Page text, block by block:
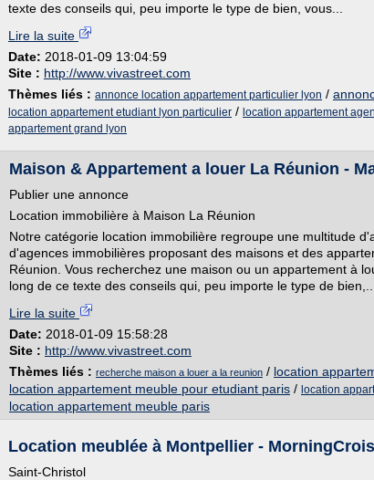
texte des conseils qui, peu importe le type de bien, vous...
Lire la suite
Date: 2018-01-09 13:04:59
Site : http://www.vivastreet.com
Thèmes liés : annonce location appartement particulier lyon /
location appartement etudiant lyon particulier / location appartement
appartement grand lyon
Maison & Appartement a louer La Réunion -
Publier une annonce
Location immobilière à Maison La Réunion
Notre catégorie location immobilière regroupe une multitude
d'agences immobilières proposant des maisons et des
Réunion. Vous recherchez une maison ou un appartement à
long de ce texte des conseils qui, peu importe le type de bien,...
Lire la suite
Date: 2018-01-09 15:58:28
Site : http://www.vivastreet.com
Thèmes liés : recherche maison a louer a la reunion / location
location appartement meuble pour etudiant paris / location
location appartement meuble paris
Location meublée à Montpellier -
Saint-Christol